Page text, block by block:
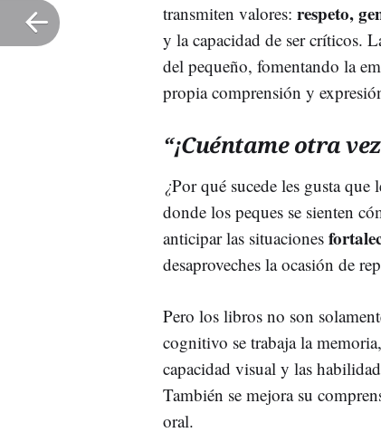
transmiten valores: respeto,
y la capacidad de ser críticos.
del pequeño, fomentando la
propia comprensión y
“¡Cuéntame otra
¿Por qué sucede les gusta
donde los peques se sienten
anticipar las situaciones
desaproveches la ocasión de
Pero los libros no son
cognitivo se trabaja la
capacidad visual y las
También se mejora su
oral.